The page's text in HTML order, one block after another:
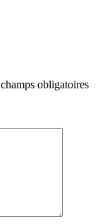
obligatoires